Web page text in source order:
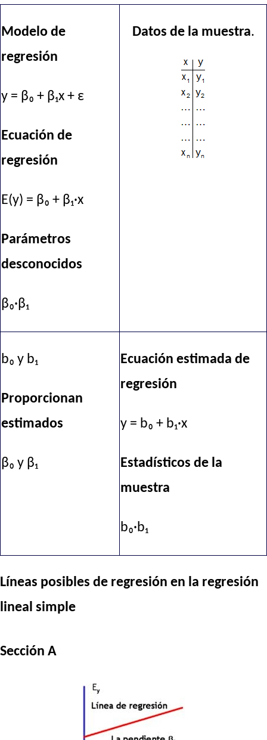
Modelo de
regresión
y = β₀ + β₁x + ε
Ecuación de
regresión
E(y) = β₀ + β₁·x
Parámetros
desconocidos
β₀·β₁
Datos de la muestra.
b₀ y b₁
Proporcionan
estimados
β₀ y β₁
Ecuación estimada de
regresión
y = b₀ + b₁·x
Estadísticos de la
muestra
b₀·b₁
Líneas posibles de regresión en la regresión
lineal simple
Sección A